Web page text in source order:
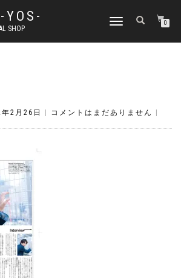
YOS-
SHOP
ナ
ゲ
り
0
2月26日 コメントはまだありません